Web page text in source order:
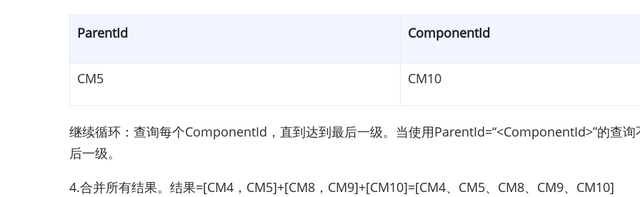
ParentId ComponentId
CM5 CM10
继续循环：查询每个ComponentId，直到达到最后一级。当使用ParentId=“<ComponentId>”的查
后一级。
4.合并所有结果。结果=[CM4，CM5]+[CM8，CM9]+[CM10]=[CM4、CM5、CM8、CM9、CM10]